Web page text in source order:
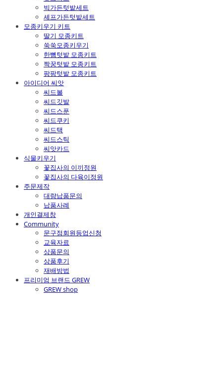
빅가든텃밭세트
셰프가든텃밭세트
모종키우기 키트
딸기 모종키트
쑥쑥모종키우기
한뼘텃밭 모종키트
짝꿍텃밭 모종키트
팡팡텃밭 모종키트
아이디어 씨앗
씨드볼
씨드깃발
씨드스푼
씨드쿠키
씨드택
씨드스틱
씨앗카드
식물키우기
꽃집사의 이끼정원
꽃집사의 다육이정원
주문제작
대량납품문의
납품사례
개인결제창
Community
문구점회원등업신청
교육자료
상품문의
상품후기
재배방법
프리미엄 브랜드 GREW
GREW shop